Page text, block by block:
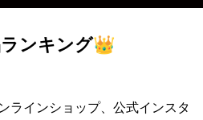
ンキング👑
ラインショップ、公式インスタ